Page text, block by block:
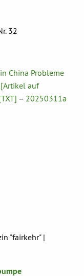
32
China Probleme
[Artikel auf
– 20250311a
"fairkehr" |